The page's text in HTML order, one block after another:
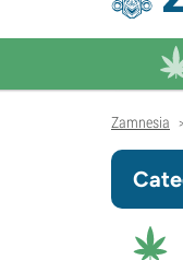
Zamnesia >